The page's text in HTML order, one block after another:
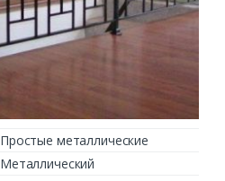
Простые металлические
Металлический